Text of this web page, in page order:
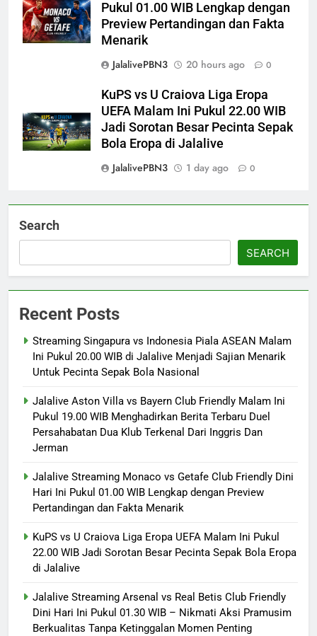
Pukul 01.00 WIB Lengkap dengan
Preview Pertandingan dan Fakta
Menarik
JalalivePBN3
20 hours ago 0
KuPS vs U Craiova Liga Eropa
UEFA Malam Ini Pukul 22.00 WIB
Jadi Sorotan Besar Pecinta Sepak
Bola Eropa di Jalalive
JalalivePBN3
1 day ago 0
Search
SEARCH
Recent Posts
Streaming Singapura vs Indonesia Piala ASEAN Malam
Ini Pukul 20.00 WIB di Jalalive Menjadi Sajian Menarik
Untuk Pecinta Sepak Bola Nasional
Jalalive Aston Villa vs Bayern Club Friendly Malam Ini
Pukul 19.00 WIB Menghadirkan Berita Terbaru Duel
Persahabatan Dua Klub Terkenal Dari Inggris Dan
Jerman
Jalalive Streaming Monaco vs Getafe Club Friendly Dini
Hari Ini Pukul 01.00 WIB Lengkap dengan Preview
Pertandingan dan Fakta Menarik
KuPS vs U Craiova Liga Eropa UEFA Malam Ini Pukul
22.00 WIB Jadi Sorotan Besar Pecinta Sepak Bola Eropa
di Jalalive
Jalalive Streaming Arsenal vs Real Betis Club Friendly
Dini Hari Ini Pukul 01.30 WIB – Nikmati Aksi Pramusim
Berkualitas Tanpa Ketinggalan Momen Penting